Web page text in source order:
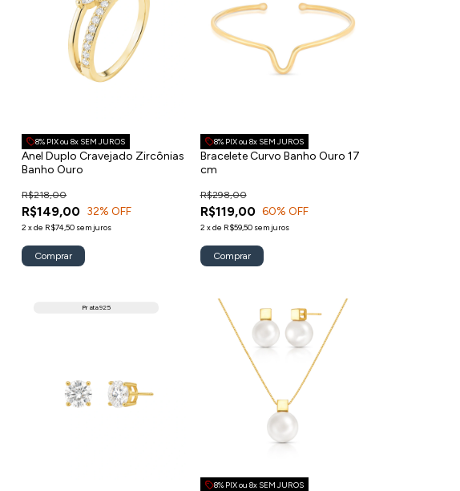
8% PIX ou 8x SEM JUROS
Anel Duplo Cravejado Zircônias
Banho Ouro
R$149,00
R$218,00
32% OFF
2 xde R$74,50 sem juros
Comprar
8% PIX ou 8x SEM JUROS
Bracelete Curvo Banho Ouro 17
cm
R$119,00
R$298,00
60% OFF
2 xde R$59,50 sem juros
Prata 925
8% PIX ou 8x SEM JUROS